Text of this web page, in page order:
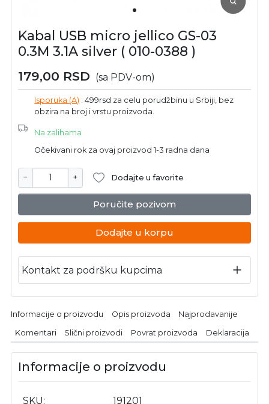
Kabal USB micro jellico GS-03
0.3M 3.1A silver ( 010-0388 )
179,00 RSD (sa PDV-om)
Isporuka (A) : 499rsd za celu porudžbinu u Srbiji, bez
obzira na broj i vrstu proizvoda.
Na zalihama
Očekivani rok za ovaj proizvod 1-3 radna dana
− + Dodajte u favorite
Poručite pozivom
Dodajte u korpu
Kontakt za podršku kupcima
Informacije o proizvodu Opis proizvoda Najprodavanije
Komentari Slični proizvodi Povrat proizvoda Deklaracija
Informacije o proizvodu
SKU 191201